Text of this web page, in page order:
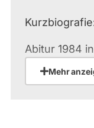
Abitur 1984
Zeitsoldat in
Arbeit als
Mehr